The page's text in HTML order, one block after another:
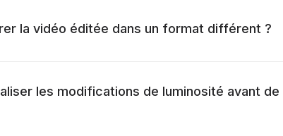
la vidéo éditée dans un format différent ?
les modifications de luminosité avant de